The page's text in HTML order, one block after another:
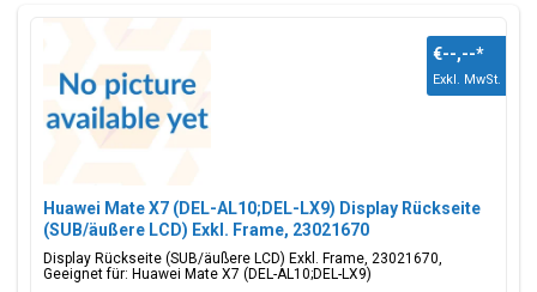
Huawei Mate X7 (DEL-AL10;DEL-LX9) Display Rückseite
(SUB/äußere LCD) Exkl. Frame, 23021670
Display Rückseite (SUB/äußere LCD) Exkl. Frame, 23021670,
Geeignet für: Huawei Mate X7 (DEL-AL10;DEL-LX9)
€--,--*
Exkl. MwSt.